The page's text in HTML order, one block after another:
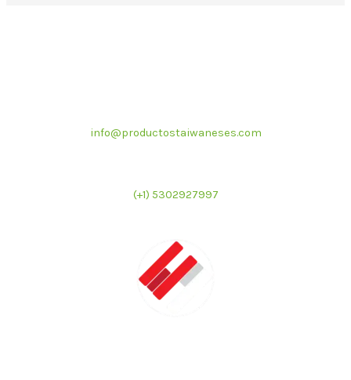
info@productostaiwaneses.com
(+1) 5302927997